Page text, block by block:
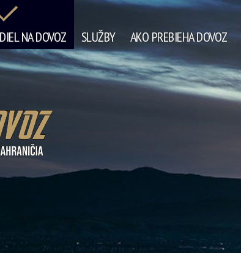
NA DOVOZ SLUŽBY AKO PREBIEHA DOVOZ